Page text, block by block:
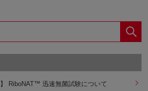
】 RiboNAT™ 迅速無菌試験について